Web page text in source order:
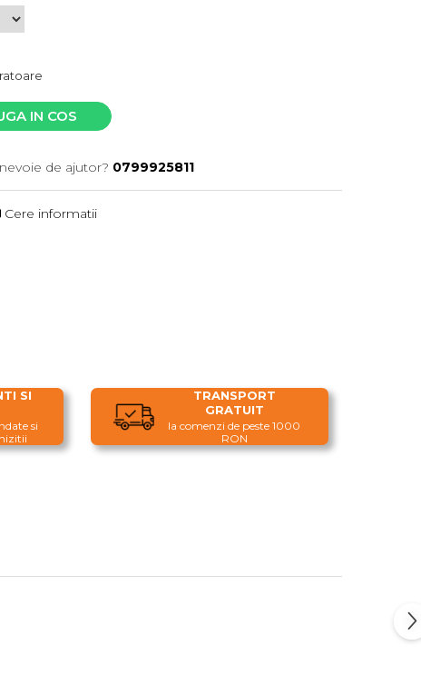
IN COS
de ajutor? 0799925811
Cere informatii
SI
si
TRANSPORT
GRATUIT
la comenzi de peste 1000
RON